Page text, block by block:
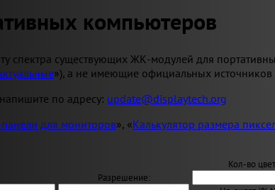
компьютеров
спектра существующих ЖК-модулей для
»), а не имеющие официальных
по адресу: update@displaytech.org
для мониторов», «Калькулятор размера
Разрешение:
Кол-во